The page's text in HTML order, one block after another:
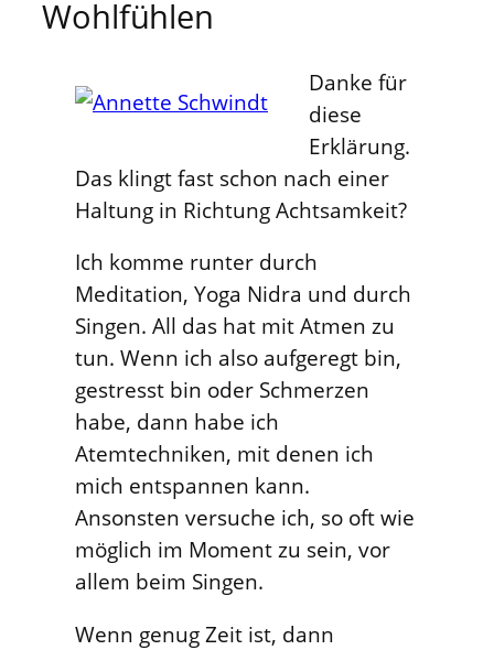
Wohlfühlen
Danke für
diese
Erklärung.
Das klingt fast schon nach einer
Haltung in Richtung Achtsamkeit?
Ich komme runter durch
Meditation, Yoga Nidra und durch
Singen. All das hat mit Atmen zu
tun. Wenn ich also aufgeregt bin,
gestresst bin oder Schmerzen
habe, dann habe ich
Atemtechniken, mit denen ich
mich entspannen kann.
Ansonsten versuche ich, so oft wie
möglich im Moment zu sein, vor
allem beim Singen.
Wenn genug Zeit ist, dann